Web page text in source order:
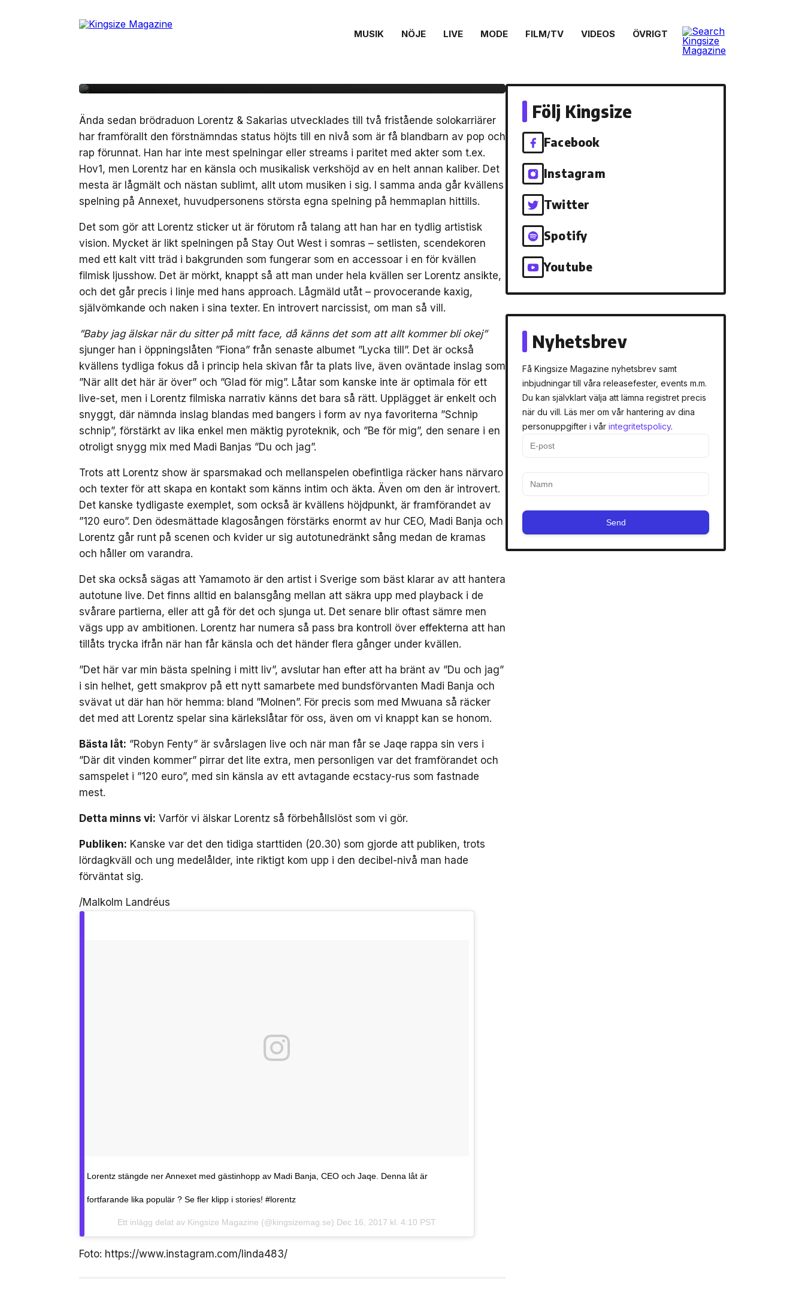
MUSIK NÖJE LIVE MODE FILM/TV VIDEOS ÖVRIGT
RECENSION 17 december, 2017
Konsertrecension: Lorentz på Annexet,
Ända sedan brödraduon Lorentz & Sakarias utvecklades till två fristående solokarriärer
har framförallt den förstnämndas status höjts till en nivå som är få blandbarn av pop och
rap förunnat. Han har inte mest spelningar eller streams i paritet med akter som t.ex.
Hov1, men Lorentz har en känsla och musikalisk verkshöjd av en helt annan kaliber. Det
mesta är lågmält och nästan sublimt, allt utom musiken i sig. I samma anda går kvällens
spelning på Annexet, huvudpersonens största egna spelning på hemmaplan hittills.
Det som gör att Lorentz sticker ut är förutom rå talang att han har en tydlig artistisk
vision. Mycket är likt spelningen på Stay Out West i somras – setlisten, scendekoren
med ett kalt vitt träd i bakgrunden som fungerar som en accessoar i en för kvällen
filmisk ljusshow. Det är mörkt, knappt så att man under hela kvällen ser Lorentz ansikte,
och det går precis i linje med hans approach. Lågmäld utåt – provocerande kaxig,
självömkande och naken i sina texter. En introvert narcissist, om man så vill.
”Baby jag älskar när du sitter på mitt face, då känns det som att allt kommer bli okej”
sjunger han i öppningslåten ”Fiona” från senaste albumet ”Lycka till”. Det är också
kvällens tydliga fokus då i princip hela skivan får ta plats live, även oväntade inslag som
”När allt det här är över” och ”Glad för mig”. Låtar som kanske inte är optimala för ett
live-set, men i Lorentz filmiska narrativ känns det bara så rätt. Upplägget är enkelt och
snyggt, där nämnda inslag blandas med bangers i form av nya favoriterna ”Schnip
schnip”, förstärkt av lika enkel men mäktig pyroteknik, och ”Be för mig”, den senare i en
otroligt snygg mix med Madi Banjas ”Du och jag”.
Trots att Lorentz show är sparsmakad och mellanspelen obefintliga räcker hans närvaro
och texter för att skapa en kontakt som känns intim och äkta. Även om den är introvert.
Det kanske tydligaste exemplet, som också är kvällens höjdpunkt, är framförandet av
”120 euro”. Den ödesmättade klagosången förstärks enormt av hur CEO, Madi Banja och
Lorentz går runt på scenen och kvider ur sig autotunedränkt sång medan de kramas
och håller om varandra.
Det ska också sägas att Yamamoto är den artist i Sverige som bäst klarar av att hantera
autotune live. Det finns alltid en balansgång mellan att säkra upp med playback i de
svårare partierna, eller att gå för det och sjunga ut. Det senare blir oftast sämre men
vägs upp av ambitionen. Lorentz har numera så pass bra kontroll över effekterna att han
tillåts trycka ifrån när han får känsla och det händer flera gånger under kvällen.
”Det här var min bästa spelning i mitt liv”, avslutar han efter att ha bränt av ”Du och jag”
i sin helhet, gett smakprov på ett nytt samarbete med bundsförvanten Madi Banja och
svävat ut där han hör hemma: bland ”Molnen”. För precis som med Mwuana så räcker
det med att Lorentz spelar sina kärlekslåtar för oss, även om vi knappt kan se honom.
Bästa låt: ”Robyn Fenty” är svårslagen live och när man får se Jaqe rappa sin vers i
”Där dit vinden kommer” pirrar det lite extra, men personligen var det framförandet och
samspelet i ”120 euro”, med sin känsla av ett avtagande ecstacy-rus som fastnade
mest.
Detta minns vi: Varför vi älskar Lorentz så förbehållslöst som vi gör.
Publiken: Kanske var det den tidiga starttiden (20.30) som gjorde att publiken, trots
lördagkväll och ung medelålder, inte riktigt kom upp i den decibel-nivå man hade
förväntat sig.
/Malkolm Landréus
Lorentz stängde ner Annexet med gästinhopp av Madi Banja, CEO och Jaqe. Denna låt är
fortfarande lika populär ? Se fler klipp i stories! #lorentz
Ett inlägg delat av Kingsize Magazine (@kingsizemag.se) Dec 16, 2017 kl. 4:10 PST
Foto: https://www.instagram.com/linda483/
Följ Kingsize
Facebook
Instagram
Twitter
Spotify
Youtube
Nyhetsbrev
Få Kingsize Magazine nyhetsbrev samt
inbjudningar till våra releasefester, events m.m.
Du kan självklart välja att lämna registret precis
när du vill. Läs mer om vår hantering av dina
personuppgifter i vår integritetspolicy.
Send